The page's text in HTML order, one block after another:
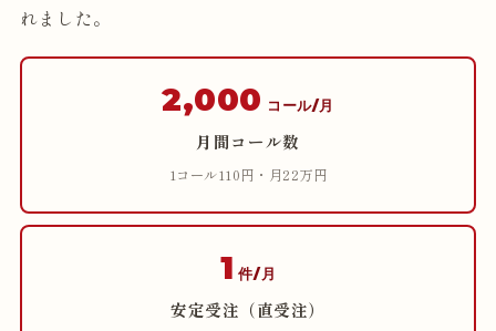
れました。
2,000 コール/月
月間コール数
1コール110円・月22万円
1 件/月
安定受注（直受注）